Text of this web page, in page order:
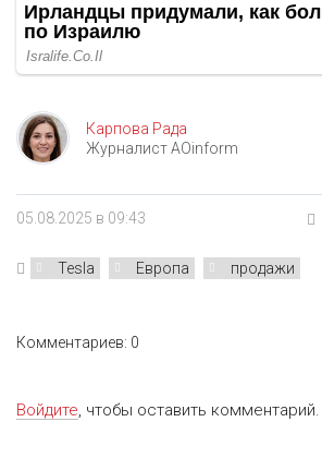
Карпова Рада
Журналист AOinform
05.08.2025 в 09:43
Tesla Европа продажи
Комментариев: 0
Войдите, чтобы оставить комментарий.